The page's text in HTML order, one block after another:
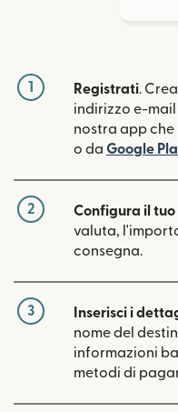
1 Registrati.
indirizzo e-mail
nostra app
o da Google
2 Configura il
valuta,
consegna.
3 Inserisci i
nome del
informazioni
metodi di